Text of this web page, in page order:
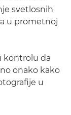
svetlosnih
u prometnoj
kontrolu da
onako kako
u